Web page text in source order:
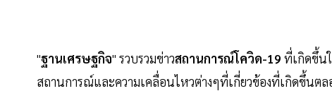
"ฐานเศรษฐกิจ" รวบรวมข่าวสถานการณ์โควิด-19 ที่เกิดขึ้น
สถานการณ์และความเคลื่อนไหวต่างๆที่เกี่ยวข้องที่เกิดขึ้นต